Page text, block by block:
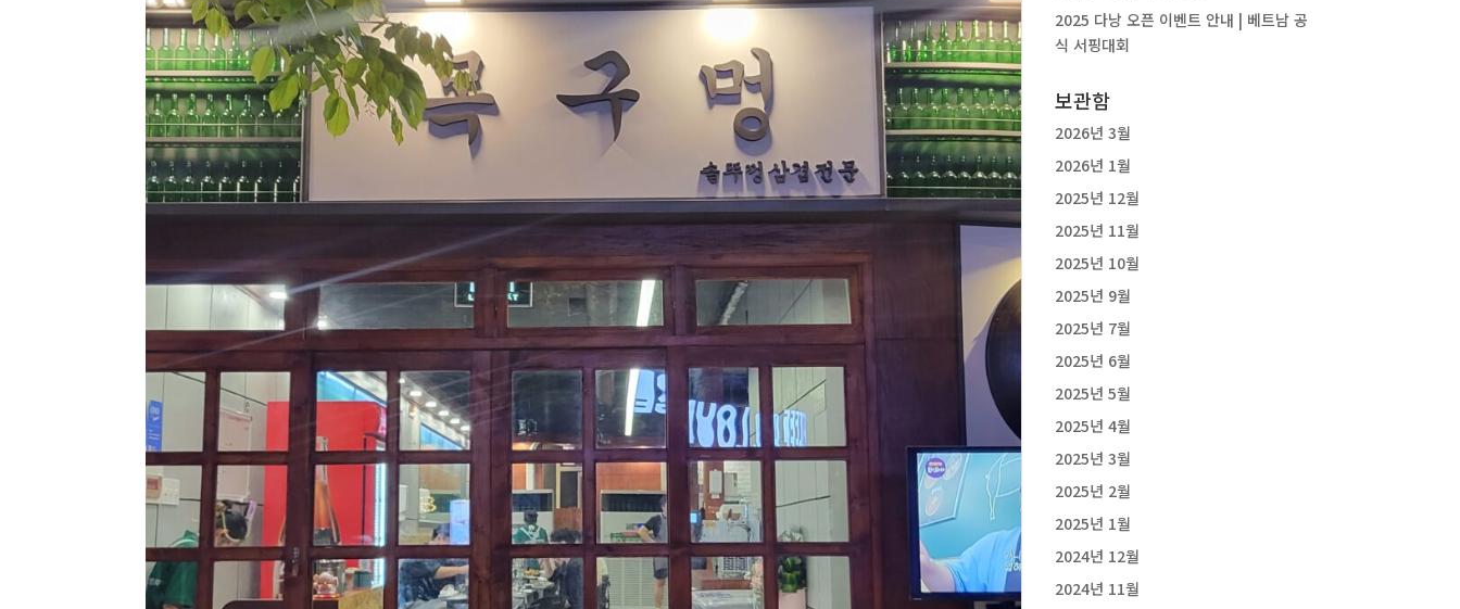
2025 다낭 오픈 이벤트 안내 | 베트남 공
식 서핑대회
보관함
2026년 3월
2026년 1월
2025년 12월
2025년 11월
2025년 10월
2025년 9월
2025년 7월
2025년 6월
2025년 5월
2025년 4월
2025년 3월
2025년 2월
2025년 1월
2024년 12월
2024년 11월